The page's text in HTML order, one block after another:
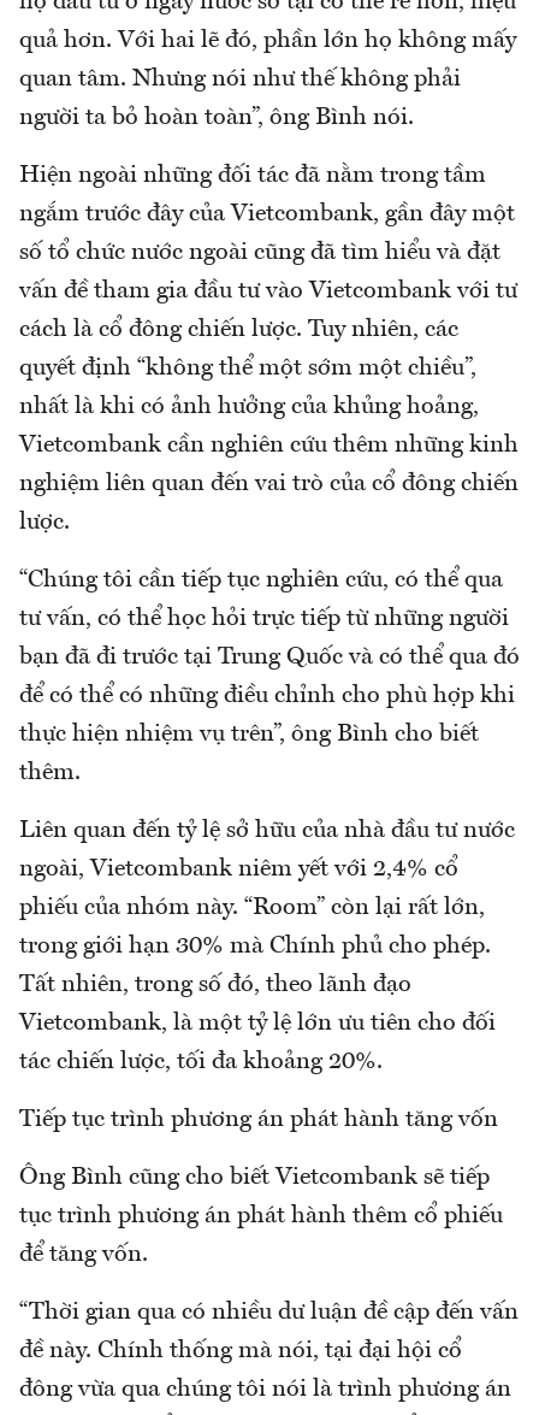
quả hơn. Với hai lẽ đó, phần lớn họ không mấy
quan tâm. Nhưng nói như thế không phải
người ta bỏ hoàn toàn”, ông Bình nói.
Hiện ngoài những đối tác đã nằm trong tầm
ngắm trước đây của Vietcombank, gần đây một
số tổ chức nước ngoài cũng đã tìm hiểu và đặt
vấn đề tham gia đầu tư vào Vietcombank với tư
cách là cổ đông chiến lược. Tuy nhiên, các
quyết định “không thể một sớm một chiều”,
nhất là khi có ảnh hưởng của khủng hoảng,
Vietcombank cần nghiên cứu thêm những kinh
nghiệm liên quan đến vai trò của cổ đông chiến
lược.
“Chúng tôi cần tiếp tục nghiên cứu, có thể qua
tư vấn, có thể học hỏi trực tiếp từ những người
bạn đã đi trước tại Trung Quốc và có thể qua đó
để có thể có những điều chỉnh cho phù hợp khi
thực hiện nhiệm vụ trên”, ông Bình cho biết
thêm.
Liên quan đến tỷ lệ sở hữu của nhà đầu tư nước
ngoài, Vietcombank niêm yết với 2,4% cổ
phiếu của nhóm này. “Room” còn lại rất lớn,
trong giới hạn 30% mà Chính phủ cho phép.
Tất nhiên, trong số đó, theo lãnh đạo
Vietcombank, là một tỷ lệ lớn ưu tiên cho đối
tác chiến lược, tối đa khoảng 20%.
Tiếp tục trình phương án phát hành tăng vốn
Ông Bình cũng cho biết Vietcombank sẽ tiếp
tục trình phương án phát hành thêm cổ phiếu
để tăng vốn.
“Thời gian qua có nhiều dư luận đề cập đến vấn
đề này. Chính thống mà nói, tại đại hội cổ
đông vừa qua chúng tôi nói là trình phương án